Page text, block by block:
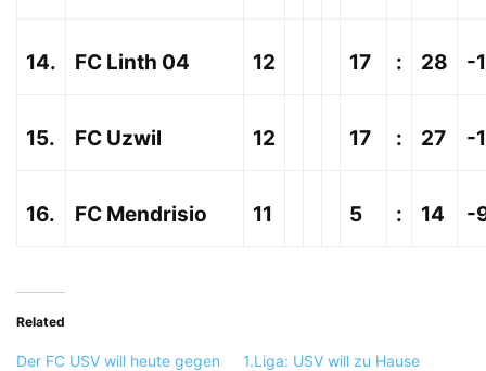
14. FC Linth 04 12 17 : 28 -
15. FC Uzwil 12 17 : 27 -
16. FC Mendrisio 11 5 : 14 -
Related
Der FC USV will heute gegen
1.Liga: USV will zu Hause